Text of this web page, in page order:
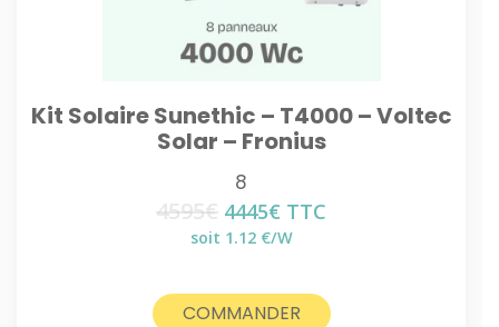
Kit Solaire Sunethic – T4000 – Voltec
Solar – Fronius
8
4595€ Le
prix
4595€.
4445€ Le
prix
4445€.
TTC
soit 1.12 €/W
COMMANDER